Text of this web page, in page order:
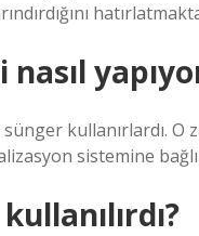
kullanırlardı. O
sistemine